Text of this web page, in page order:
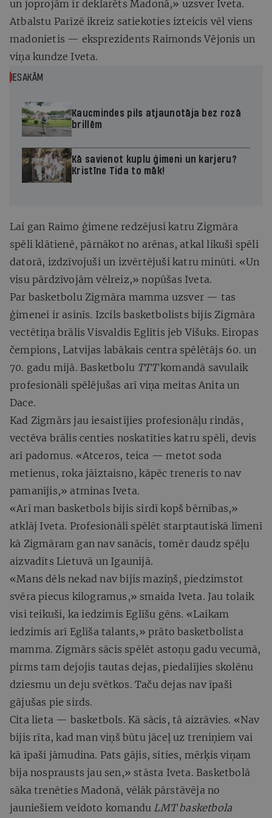
un joprojām ir deklarēts Madonā,» uzsver Iveta.
Atbalstu Parīzē ikreiz satiekoties izteicis vēl viens
madonietis — eksprezidents Raimonds Vējonis un
viņa kundze Iveta.
IESAKĀM
Kaucmindes pils atjaunotāja bez rozā
brillēm
Kā savienot kuplu ģimeni un karjeru?
Kristīne Tida to māk!
Lai gan Raimo ģimene redzējusi katru Zigmāra
spēli klātienē, pārnākot no arēnas, atkal likuši spēli
datorā, izdzīvojuši un izvērtējuši katru minūti. «Un
visu pārdzīvojām vēlreiz,» nopūšas Iveta.
Par basketbolu Zigmāra mamma uzsver — tas
ģimenei ir asinīs. Izcils basketbolists bijis Zigmāra
vectētiņa brālis Visvaldis Eglītis jeb Višuks. Eiropas
čempions, Latvijas labākais centra spēlētājs 60. un
70. gadu mijā. Basketbolu TTTkomandā savulaik
profesionāli spēlējušas arī viņa meitas Anita un
Dace.
Kad Zigmārs jau iesaistījies profesionāļu rindās,
vectēva brālis centies noskatīties katru spēli, devis
arī padomus. «Atceros, teica — metot soda
metienus, roka jāiztaisno, kāpēc treneris to nav
pamanījis,» atminas Iveta.
«Arī man basketbols bijis sirdī kopš bērnības,»
atklāj Iveta. Profesionāli spēlēt starptautiskā līmenī
kā Zigmāram gan nav sanācis, tomēr daudz spēļu
aizvadīts Lietuvā un Igaunijā.
«Mans dēls nekad nav bijis maziņš, piedzimstot
svēra piecus kilogramus,» smaida Iveta. Jau tolaik
visi teikuši, ka iedzimis Eglīšu gēns. «Laikam
iedzimis arī Eglīša talants,» prāto basketbolista
mamma. Zigmārs sācis spēlēt astoņu gadu vecumā,
pirms tam dejojis tautas dejas, piedalījies skolēnu
dziesmu un deju svētkos. Taču dejas nav īpaši
gājušas pie sirds.
Cita lieta — basketbols. Kā sācis, tā aizrāvies. «Nav
bijis rīta, kad man viņš būtu jāceļ uz treniņiem vai
kā īpaši jāmudina. Pats gājis, sities, mērķis viņam
bija nosprausts jau sen,» stāsta Iveta. Basketbolā
sāka trenēties Madonā, vēlāk pārstāvēja no
jauniešiem veidoto komandu LMT basketbola